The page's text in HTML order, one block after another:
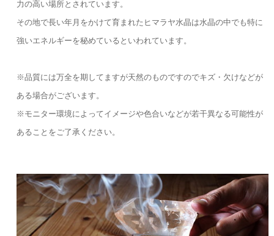
力の高い場所とされています。
その地で長い年月をかけて育まれたヒマラヤ水晶は水晶の中でも特に
強いエネルギーを秘めているといわれています。
※品質には万全を期してますが天然のものですのでキズ・欠けなどが
ある場合がございます。
※モニター環境によってイメージや色合いなどが若干異なる可能性が
あることをご了承ください。